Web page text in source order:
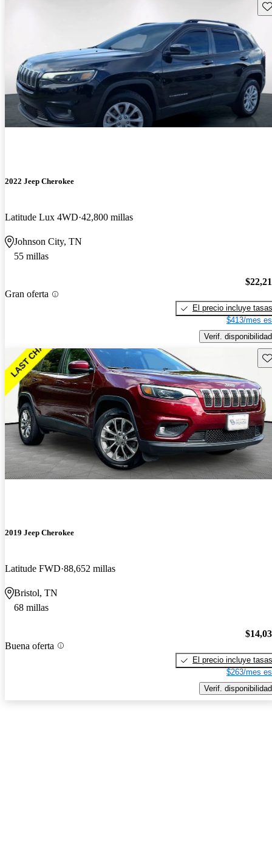
2022 Jeep Cherokee
Latitude Lux 4WD 42,800 millas
Johnson City, TN
55 millas
Gran oferta
El precio incluye tasas
$413/mes
Verif. disponibilidad
2019 Jeep Cherokee
Latitude FWD 88,652 millas
Bristol, TN
68 millas
Buena oferta
El precio incluye tasas
$263/mes
Verif. disponibilidad